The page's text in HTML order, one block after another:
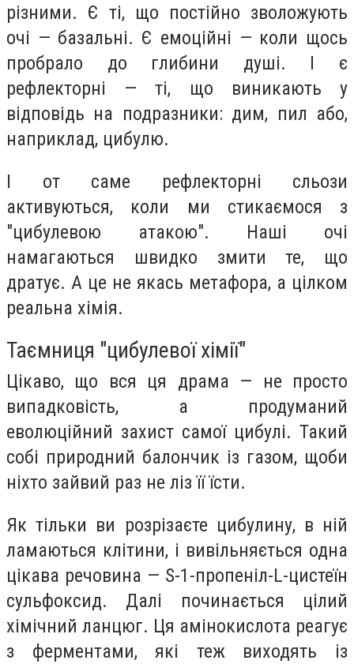
різними. Є ті, що постійно зволожують
очі — базальні. Є емоційні — коли щось
пробрало до глибини душі. І є
рефлекторні — ті, що виникають у
відповідь на подразники: дим, пил або,
наприклад, цибулю.
І от саме рефлекторні сльози
активуються, коли ми стикаємося з
"цибулевою атакою". Наші очі
намагаються швидко змити те, що
дратує. А це не якась метафора, а цілком
реальна хімія.
Таємниця "цибулевої хімії"
Цікаво, що вся ця драма — не просто
випадковість, а продуманий
еволюційний захист самої цибулі. Такий
собі природний балончик із газом, щоби
ніхто зайвий раз не ліз її їсти.
Як тільки ви розрізаєте цибулину, в ній
ламаються клітини, і вивільняється одна
цікава речовина — S-1-пропеніл-L-цистеїн
сульфоксид. Далі починається цілий
хімічний ланцюг. Ця амінокислота реагує
з ферментами, які теж виходять із